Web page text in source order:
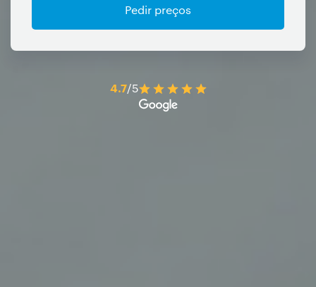
Pedir preços
4.7/5